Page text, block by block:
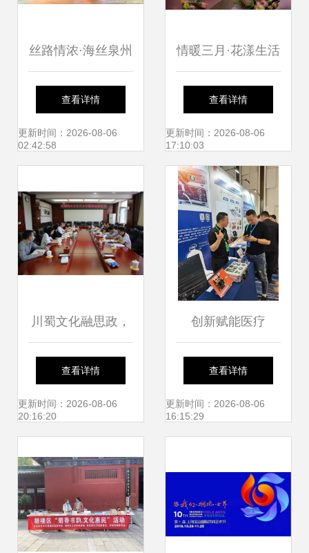
丝路情浓·海丝泉州
——泉州文化艺术
团赴菲律宾马尼拉
查看详情
更新时间：2026-08-06
02:42:58
情暖三月·花漾生活
| 穗东街举办妇女
节禁毒主题插花活
动
查看详情
更新时间：2026-08-06
17:10:03
川蜀文化融思政，
艺术课堂谱新篇
——四川文化艺术
原一行到访我校记
略
查看详情
更新时间：2026-08-06
20:16:20
创新赋能医疗
Enclustra闪耀亮相
2024医用内窥镜技
查看详情
更新时间：2026-08-06
16:15:29